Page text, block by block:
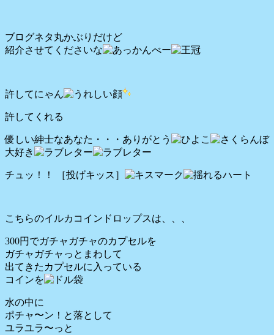
ブログネタ丸かぶりだけど
紹介させてくださいな
許してにゃん
許してくれる
優しい紳士なあなた・・・ありがとう
大好き
チュッ！！ ［投げキッス］
こちらのイルカコインドロップスは、、、
300円でガチャガチャのカプセルを
ガチャガチャっとまわして
出てきたカプセルに入っている
コインを
水の中に
ポチャ〜ン！と落として
ユラユラ〜っと